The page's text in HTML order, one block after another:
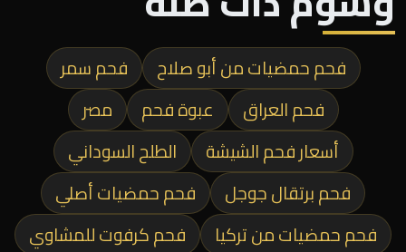
فحم حمضيات من أبو صلاح
فحم سمر
فحم العراق
عبوة فحم
مصر
أسعار فحم الشيشة
الطلح السوداني
فحم برتقال جوجل
فحم حمضيات أصلي
فحم حمضيات من تركيا
فحم كرفوت للمشاوي